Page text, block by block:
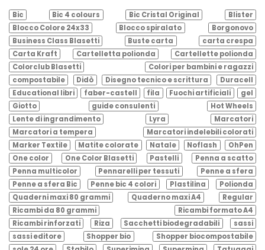
Bic Bic 4 colours Bic Cristal Original
Blister
Blocco Colore 24x33
Blocco spiralato
Borgonovo
Business Class Blasetti
Buste carta
carta crespa
Carta Kraft
Cartelletta polionda
Cartellette polionda
Colorclub Blasetti
Colori per bambini e ragazzi
compostabile
Didò Disegno tecnico e scrittura
Duracell
Educational libri
faber-castell fila Fuochi artificiali
gel
Giotto
guide consulenti
Hot Wheels
Lente di ingrandimento
Lyra
Marcatori
Marcatori a tempera
Marcatori indelebili colorati
Marker Textile
Matite colorate Natale Noflash
OhPen
One color
One Color Blasetti Pastelli
Penna a scatto
Penna multicolor
Pennarelli per tessuti
Penne a sfera
Penne a sfera Bic
Penne bic 4 colori Plastilina
Polionda
Quaderni maxi 80 grammi
Quaderno maxi A4
Regular
Ricambi da 80 grammi
Ricambi formato A4
Ricambi rinforzati
Riza Sacchetti biodegradabili
sassi
sassi editore
Shopper bio
Shopper biocompostabile